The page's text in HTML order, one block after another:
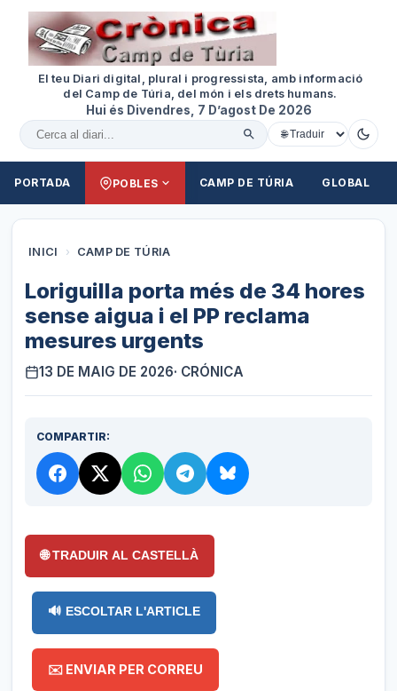
El teu Diari digital, plural i progressista, amb informació
del Camp de Túria, del món i els drets humans.
Hui és Divendres, 7 D’agost De 2026
Cercar al diari
PORTADA POBLES CAMP DE TÚRIA GLOBAL
INICI › CAMP DE TÚRIA
Loriguilla porta més de 34 hores
sense aigua i el PP reclama
mesures urgents
13 DE MAIG DE 2026· CRÓNICA
COMPARTIR:
🌐 TRADUIR AL CASTELLÀ
🔊 ESCOLTAR L'ARTICLE
✉️ ENVIAR PER CORREU